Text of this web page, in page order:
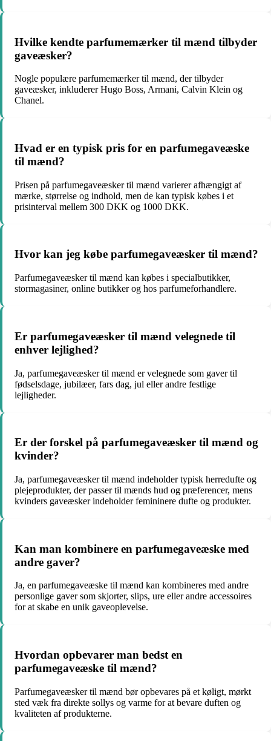
Hvilke kendte parfumemærker til mænd tilbyder
gaveæsker?
Nogle populære parfumemærker til mænd, der tilbyder
gaveæsker, inkluderer Hugo Boss, Armani, Calvin Klein og
Chanel.
Hvad er en typisk pris for en parfumegaveæske
til mænd?
Prisen på parfumegaveæsker til mænd varierer afhængigt af
mærke, størrelse og indhold, men de kan typisk købes i et
prisinterval mellem 300 DKK og 1000 DKK.
Hvor kan jeg købe parfumegaveæsker til mænd?
Parfumegaveæsker til mænd kan købes i specialbutikker,
stormagasiner, online butikker og hos parfumeforhandlere.
Er parfumegaveæsker til mænd velegnede til
enhver lejlighed?
Ja, parfumegaveæsker til mænd er velegnede som gaver til
fødselsdage, jubilæer, fars dag, jul eller andre festlige
lejligheder.
Er der forskel på parfumegaveæsker til mænd og
kvinder?
Ja, parfumegaveæsker til mænd indeholder typisk herredufte og
plejeprodukter, der passer til mænds hud og præferencer, mens
kvinders gaveæsker indeholder femininere dufte og produkter.
Kan man kombinere en parfumegaveæske med
andre gaver?
Ja, en parfumegaveæske til mænd kan kombineres med andre
personlige gaver som skjorter, slips, ure eller andre accessoires
for at skabe en unik gaveoplevelse.
Hvordan opbevarer man bedst en
parfumegaveæske til mænd?
Parfumegaveæsker til mænd bør opbevares på et køligt, mørkt
sted væk fra direkte sollys og varme for at bevare duften og
kvaliteten af produkterne.